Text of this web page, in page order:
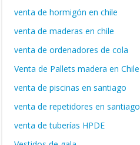
venta de hormigón en chile
venta de maderas en chile
venta de ordenadores de cola
Venta de Pallets madera en Chile
venta de piscinas en santiago
venta de repetidores en santiago
venta de tuberías HPDE